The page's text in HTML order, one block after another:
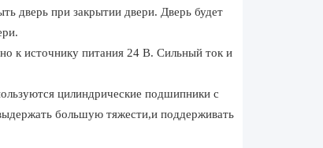
дверь при закрытии двери. Дверь будет
к источнику питания 24 В. Сильный ток и
цилиндрические подшипники с
большую тяжести,и поддерживать